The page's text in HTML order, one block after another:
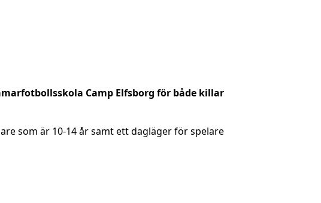
Camp Elfsborg för både killar
som är 10-14 år samt ett dagläger för spelare